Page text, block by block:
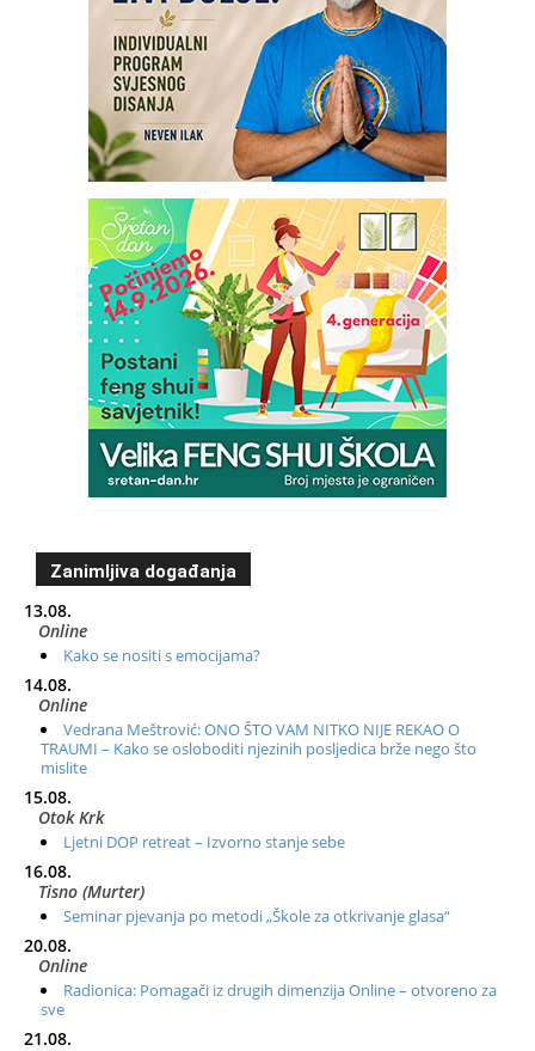
Zanimljiva događanja
13.08.
Online
Kako se nositi s emocijama?
14.08.
Online
Vedrana Meštrović: ONO ŠTO VAM NITKO NIJE REKAO O
TRAUMI – Kako se osloboditi njezinih posljedica brže nego što
mislite
15.08.
Otok Krk
Ljetni DOP retreat – Izvorno stanje sebe
16.08.
Tisno (Murter)
Seminar pjevanja po metodi „Škole za otkrivanje glasa“
20.08.
Online
Radionica: Pomagači iz drugih dimenzija Online – otvoreno za
sve
21.08.